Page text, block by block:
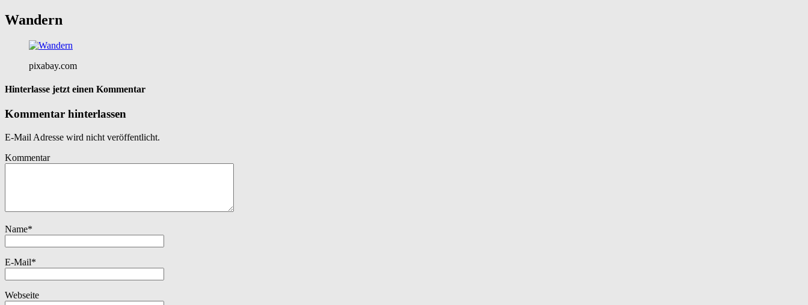
Wandern
pixabay.com
Hinterlasse jetzt einen Kommentar
Kommentar hinterlassen
E-Mail Adresse wird nicht veröffentlicht.
Kommentar
Name*
E-Mail*
Webseite